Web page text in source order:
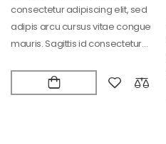
consectetur adipiscing elit, sed
adipis arcu cursus vitae congue
mauris. Sagittis id consectetur